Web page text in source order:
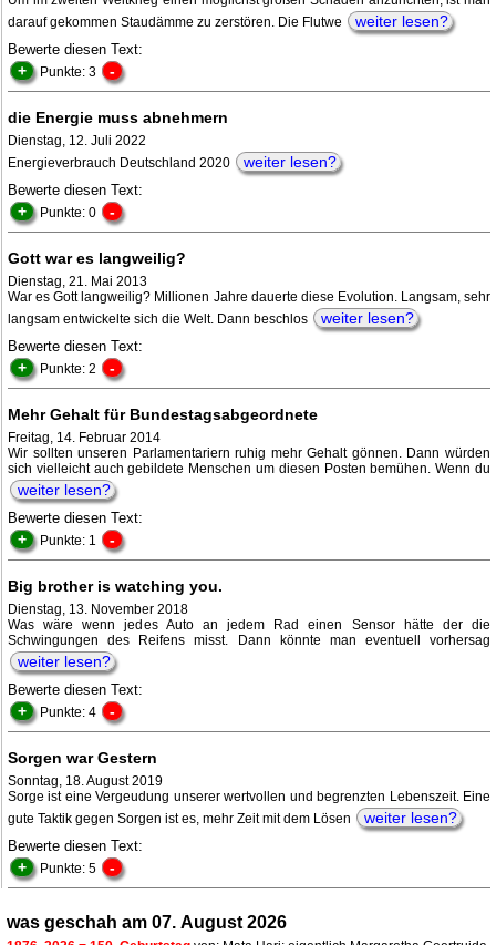
darauf gekommen Staudämme zu zerstören. Die Flutwe
weiter lesen?
Bewerte diesen Text:
+ Punkte: 3 -
die Energie muss abnehmern
Dienstag, 12. Juli 2022
Energieverbrauch Deutschland 2020
weiter lesen?
Bewerte diesen Text:
+ Punkte: 0 -
Gott war es langweilig?
Dienstag, 21. Mai 2013
War es Gott langweilig? Millionen Jahre dauerte diese Evolution. Langsam, sehr
langsam entwickelte sich die Welt. Dann beschlos
weiter lesen?
Bewerte diesen Text:
+ Punkte: 2 -
Mehr Gehalt für Bundestagsabgeordnete
Freitag, 14. Februar 2014
Wir sollten unseren Parlamentariern ruhig mehr Gehalt gönnen. Dann würden
sich vielleicht auch gebildete Menschen um diesen Posten bemühen. Wenn du
weiter lesen?
Bewerte diesen Text:
+ Punkte: 1 -
Big brother is watching you.
Dienstag, 13. November 2018
Was wäre wenn jedes Auto an jedem Rad einen Sensor hätte der die
Schwingungen des Reifens misst. Dann könnte man eventuell vorhersag
weiter lesen?
Bewerte diesen Text:
+ Punkte: 4 -
Sorgen war Gestern
Sonntag, 18. August 2019
Sorge ist eine Vergeudung unserer wertvollen und begrenzten Lebenszeit. Eine
gute Taktik gegen Sorgen ist es, mehr Zeit mit dem Lösen
weiter lesen?
Bewerte diesen Text:
+ Punkte: 5 -
was geschah am 07. August 2026